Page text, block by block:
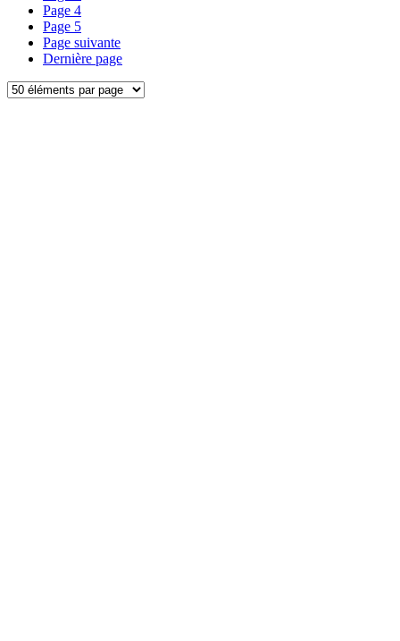
Page 4
Page 5
Page suivante
Dernière page